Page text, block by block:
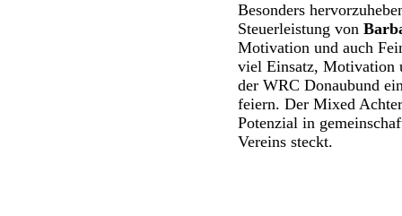
Besonders
Steuerleistung von
Motivation und auch
viel Einsatz, Motivation
der WRC Donaubund
feiern. Der Mixed
Potenzial in
Vereins steckt.